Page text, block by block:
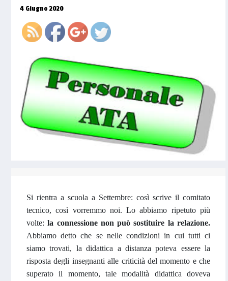
4 Giugno 2020lelemosina">
Si rientra a scuola a Settembre: così scrive il comitato
tecnico, così vorremmo noi. Lo abbiamo ripetuto più
volte:la connessione non può sostituire la relazione.
Abbiamo detto che se nelle condizioni in cui tutti ci
siamo trovati, la didattica a distanza poteva essere la
risposta degli insegnanti alle criticità del momento e che
superato il momento, tale modalità didattica doveva